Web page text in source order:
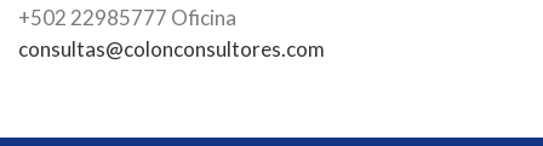
+502 22985777 Oficina
consultas@colonconsultores.com